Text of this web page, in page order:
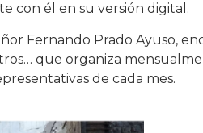
con él en su versión digital.
Fernando Prado Ayuso,
que organiza
de cada mes.